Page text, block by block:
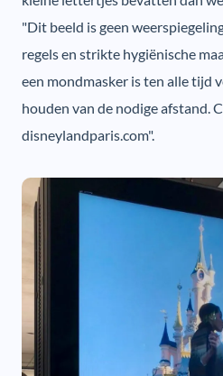
"Dit beeld is geen
regels en strikte hygiënische
een mondmasker is ten alle tijd
houden van de nodige afstand.
disneylandparis.com".